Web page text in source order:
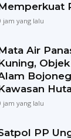
jam yang lalu
Air
jam yang lalu
PP